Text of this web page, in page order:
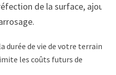
de la surface, ajout
de vie de votre terrain,
les coûts futurs de